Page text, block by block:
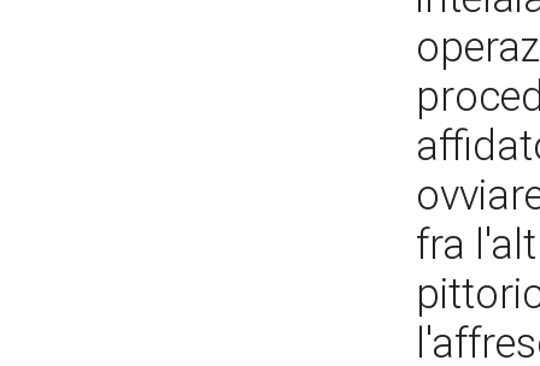
fra